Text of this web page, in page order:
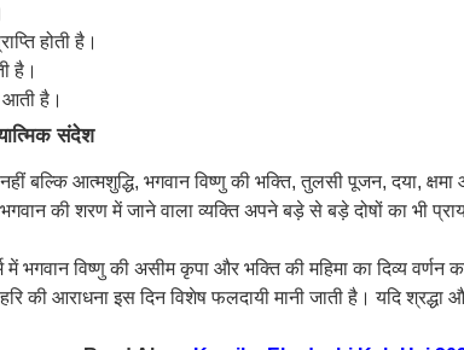
होती है।
है।
आती है।
संदेश
बल्कि आत्मशुद्धि, भगवान विष्णु की भक्ति, तुलसी पूजन, दया,
की शरण में जाने वाला व्यक्ति अपने बड़े से बड़े दोषों का भी
में भगवान विष्णु की असीम कृपा और भक्ति की महिमा का दिव्य
की आराधना इस दिन विशेष फलदायी मानी जाती है। यदि